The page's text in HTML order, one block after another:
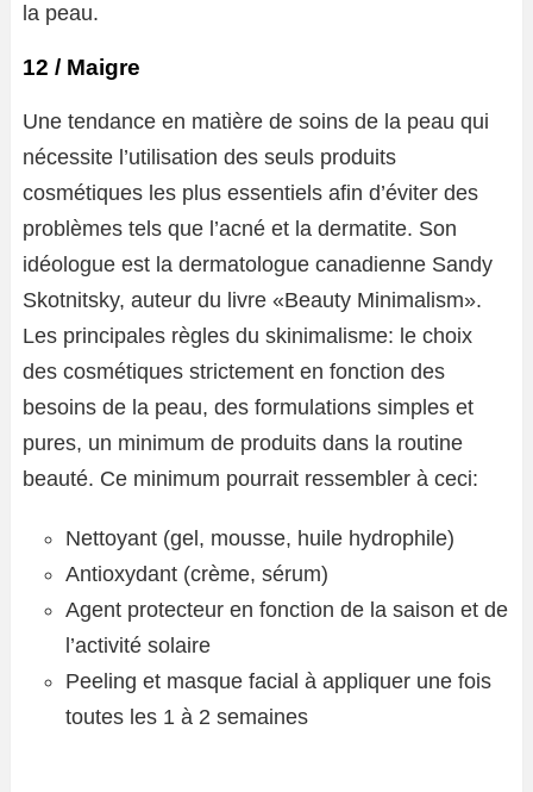
la peau.
12 / Maigre
Une tendance en matière de soins de la peau qui
nécessite l’utilisation des seuls produits
cosmétiques les plus essentiels afin d’éviter des
problèmes tels que l’acné et la dermatite. Son
idéologue est la dermatologue canadienne Sandy
Skotnitsky, auteur du livre «Beauty Minimalism».
Les principales règles du skinimalisme: le choix
des cosmétiques strictement en fonction des
besoins de la peau, des formulations simples et
pures, un minimum de produits dans la routine
beauté. Ce minimum pourrait ressembler à ceci:
Nettoyant (gel, mousse, huile hydrophile)
Antioxydant (crème, sérum)
Agent protecteur en fonction de la saison et de
l’activité solaire
Peeling et masque facial à appliquer une fois
toutes les 1 à 2 semaines